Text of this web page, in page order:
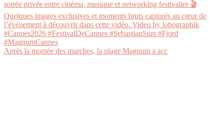
Après la montée des marches, la plage Magnum a acc